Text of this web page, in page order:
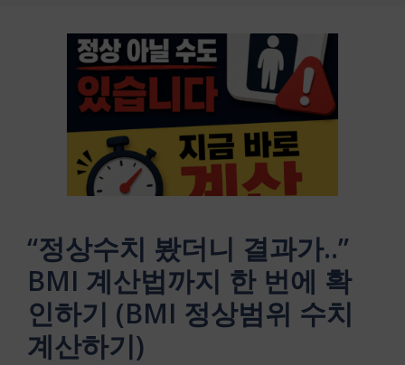
“정상수치 봤더니 결과가..”
BMI 계산법까지 한 번에 확
인하기 (BMI 정상범위 수치
계산하기)